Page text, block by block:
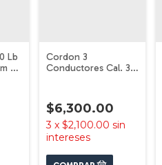
Lb
50
Cordon 3
Conductores Cal. 3
$6,300.00
3 x $2,100.00 sin
intereses